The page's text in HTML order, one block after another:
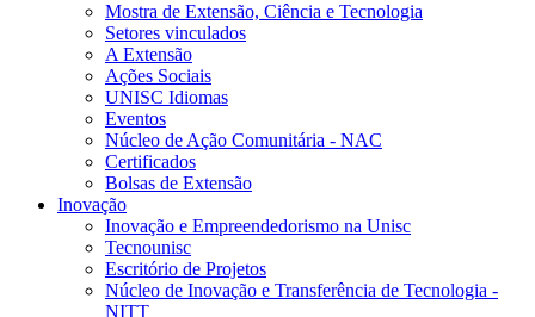
Mostra de Extensão, Ciência e Tecnologia
Setores vinculados
A Extensão
Ações Sociais
UNISC Idiomas
Eventos
Núcleo de Ação Comunitária - NAC
Certificados
Bolsas de Extensão
Inovação
Inovação e Empreendedorismo na Unisc
Tecnounisc
Escritório de Projetos
Núcleo de Inovação e Transferência de Tecnologia -
NITT